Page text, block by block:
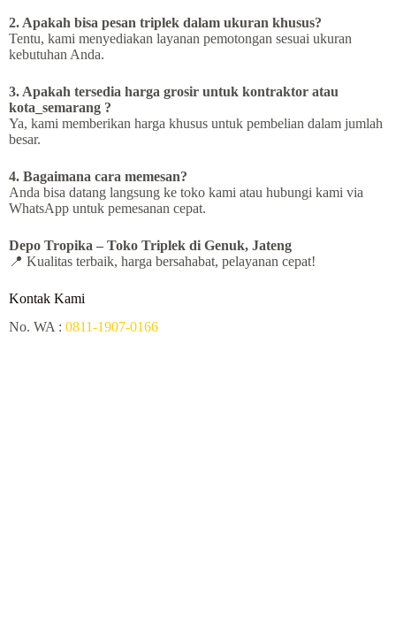
2. Apakah bisa pesan triplek dalam ukuran khusus?
Tentu, kami menyediakan layanan pemotongan sesuai ukuran
kebutuhan Anda.
3. Apakah tersedia harga grosir untuk kontraktor atau
kota_semarang ?
Ya, kami memberikan harga khusus untuk pembelian dalam jumlah
besar.
4. Bagaimana cara memesan?
Anda bisa datang langsung ke toko kami atau hubungi kami via
WhatsApp untuk pemesanan cepat.
Depo Tropika – Toko Triplek di Genuk, Jateng
📍 Kualitas terbaik, harga bersahabat, pelayanan cepat!
Kontak Kami
No. WA : 0811-1907-0166